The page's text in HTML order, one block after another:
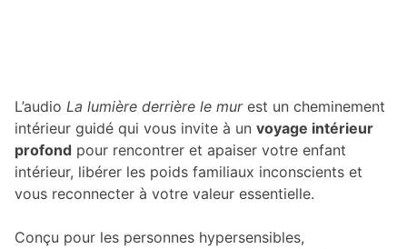
L’audio La lumière derrière le murest un cheminement
intérieur guidé qui vous invite à un voyage intérieur
profond pour rencontrer et apaiser votre enfant
intérieur, libérer les poids familiaux inconscients et
vous reconnecter à votre valeur essentielle.
Conçu pour les personnes hypersensibles,